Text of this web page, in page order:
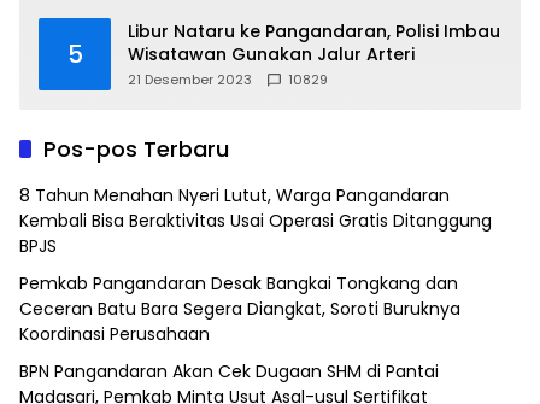
5
Libur Nataru ke Pangandaran, Polisi Imbau
Wisatawan Gunakan Jalur Arteri
21 Desember 2023 10829
Pos-pos Terbaru
8 Tahun Menahan Nyeri Lutut, Warga Pangandaran
Kembali Bisa Beraktivitas Usai Operasi Gratis Ditanggung
BPJS
Pemkab Pangandaran Desak Bangkai Tongkang dan
Ceceran Batu Bara Segera Diangkat, Soroti Buruknya
Koordinasi Perusahaan
BPN Pangandaran Akan Cek Dugaan SHM di Pantai
Madasari, Pemkab Minta Usut Asal-usul Sertifikat